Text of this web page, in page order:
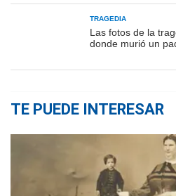
TRAGEDIA
Las fotos de la
donde murió un
TE PUEDE INTERESAR